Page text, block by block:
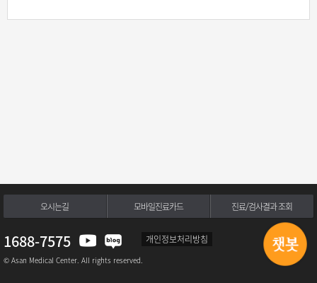
오시는길 모바일진료카드 진료/검사결과 조회
1688-7575 개인정보처리방침
© Asan Medical Center. All rights reserved.